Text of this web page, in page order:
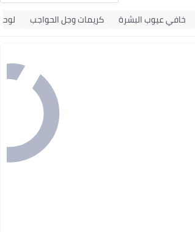
خافي عيوب البشرة كريمات وجل الحواجب